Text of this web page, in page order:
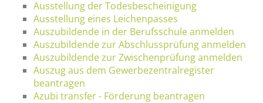
Ausstellung der Todesbescheinigung
Ausstellung eines Leichenpasses
Auszubildende in der Berufsschule anmelden
Auszubildende zur Abschlussprüfung anmelden
Auszubildende zur Zwischenprüfung anmelden
Auszug aus dem Gewerbezentralregister
beantragen
Azubi transfer - Förderung beantragen